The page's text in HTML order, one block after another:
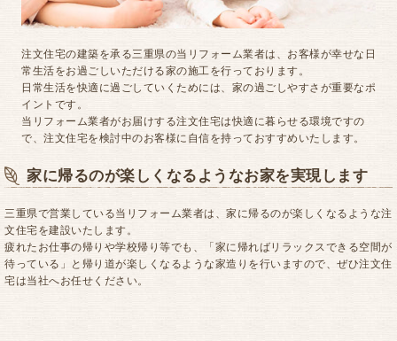
注文住宅の建築を承る三重県の当リフォーム業者は、お客様が幸せな日
常生活をお過ごしいただける家の施工を行っております。
日常生活を快適に過ごしていくためには、家の過ごしやすさが重要なポ
イントです。
当リフォーム業者がお届けする注文住宅は快適に暮らせる環境ですの
で、注文住宅を検討中のお客様に自信を持っておすすめいたします。
家に帰るのが楽しくなるようなお家を実現します
三重県で営業している当リフォーム業者は、家に帰るのが楽しくなるような注
文住宅を建設いたします。
疲れたお仕事の帰りや学校帰り等でも、「家に帰ればリラックスできる空間が
待っている」と帰り道が楽しくなるような家造りを行いますので、ぜひ注文住
宅は当社へお任せください。